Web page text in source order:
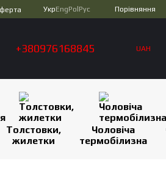
УкрEngPol Рус Порівняння
+380976168845 UAH
Толстовки,
жилетки
Чоловіча
термобілизна